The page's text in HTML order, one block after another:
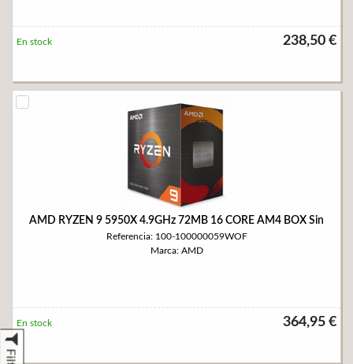
238,50 €
En stock
AMD RYZEN 9 5950X 4.9GHz 72MB 16 CORE AM4 BOX Sin
Referencia: 100-100000059WOF
Marca: AMD
364,95 €
En stock